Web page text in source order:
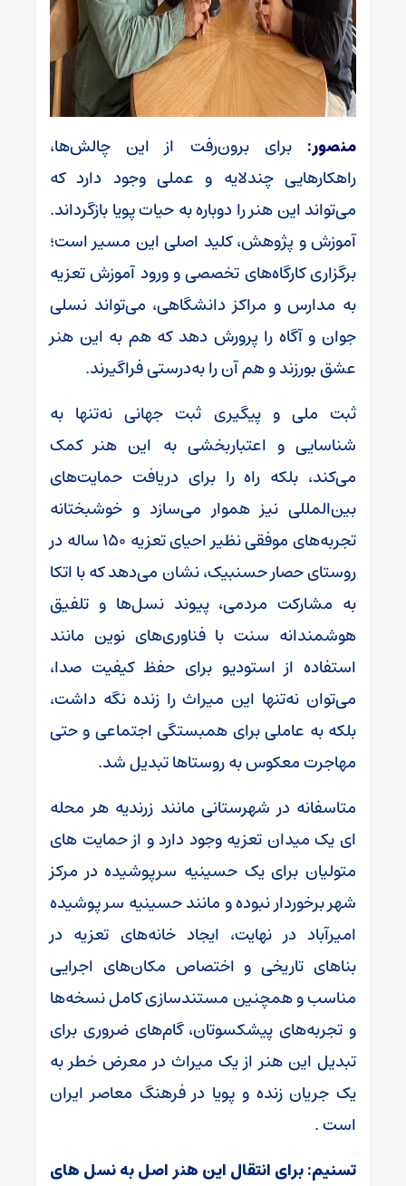
منصور: برای برون‌رفت از این چالش‌ها،
راهکارهایی چندلایه و عملی وجود دارد که
می‌تواند این هنر را دوباره به حیات پویا بازگرداند.
آموزش و پژوهش، کلید اصلی این مسیر است؛
برگزاری کارگاه‌های تخصصی و ورود آموزش تعزیه
به مدارس و مراکز دانشگاهی، می‌تواند نسلی
جوان و آگاه را پرورش دهد که هم به این هنر
عشق بورزند و هم آن را به‌درستی فراگیرند.
ثبت ملی و پیگیری ثبت جهانی نه‌تنها به
شناسایی و اعتباربخشی به این هنر کمک
می‌کند، بلکه راه را برای دریافت حمایت‌های
بین‌المللی نیز هموار می‌سازد و خوشبختانه
تجربه‌های موفقی نظیر احیای تعزیه 150 ساله در
روستای حصار حسنبیک، نشان می‌دهد که با اتکا
به مشارکت مردمی، پیوند نسل‌ها و تلفیق
هوشمندانه سنت با فناوری‌های نوین مانند
استفاده از استودیو برای حفظ کیفیت صدا،
می‌توان نه‌تنها این میراث را زنده نگه داشت،
بلکه به عاملی برای همبستگی اجتماعی و حتی
مهاجرت معکوس به روستاها تبدیل شد.
متاسفانه در شهرستانی مانند زرندیه هر محله
ای یک میدان تعزیه وجود دارد و از حمایت های
متولیان برای یک حسینیه سرپوشیده در مرکز
شهر برخوردار نبوده و مانند حسینیه سر پوشیده
امیرآباد در نهایت، ایجاد خانه‌های تعزیه در
بناهای تاریخی و اختصاص مکان‌های اجرایی
مناسب و همچنین مستندسازی کامل نسخه‌ها
و تجربه‌های پیشکسوتان، گام‌های ضروری برای
تبدیل این هنر از یک میراث در معرض خطر به
یک جریان زنده و پویا در فرهنگ معاصر ایران
است .
تسنیم: برای انتقال این هنر اصل به نسل های